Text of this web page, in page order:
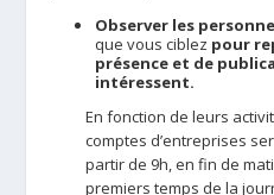
Observer les
que vous ciblez pour
présence et de
intéressent.
En fonction de leurs
comptes d’entreprises
partir de 9h, en fin de
premiers temps de la